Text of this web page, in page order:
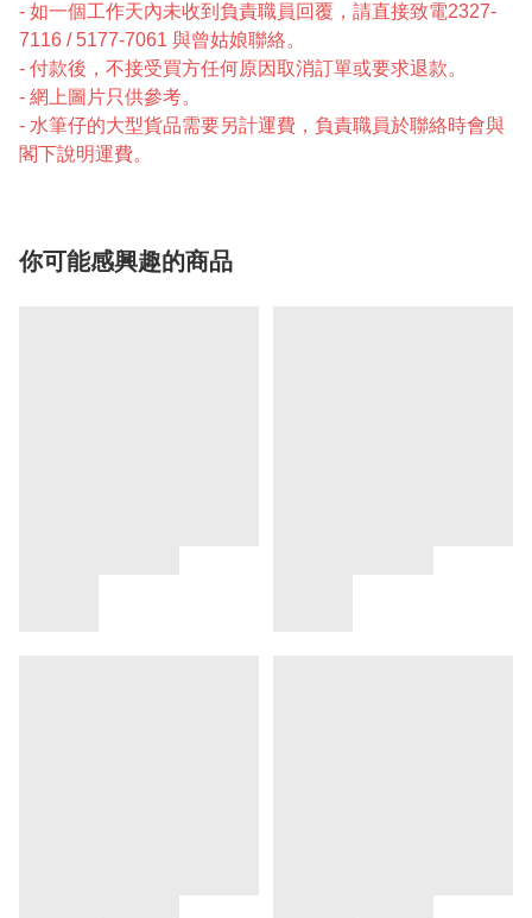
- 如一個工作天內未收到負責職員回覆，請直接致電2327-
7116 / 5177-7061 與曾姑娘聯絡。
- 付款後，不接受買方任何原因取消訂單或要求退款。
- 網上圖片只供參考。
- 水筆仔的大型貨品需要另計運費，負責職員於聯絡時會與
閣下說明運費。
你可能感興趣的商品